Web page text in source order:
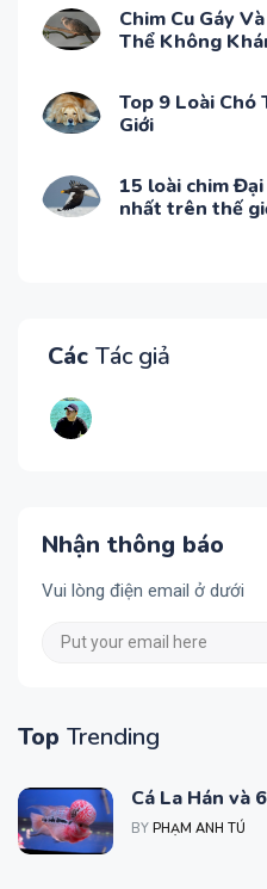
Chim Cu Gáy
Thể Không
Top 9 Loài Chó
Giới
15 loài chim
nhất trên thế
Các Tác giả
Nhận thông báo
Vui lòng điện email ở dưới
Top Trending
Cá La Hán và
BY PHẠM ANH TÚ